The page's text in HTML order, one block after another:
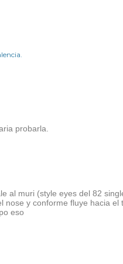
probarla.
al muri (style eyes del 82
nose y conforme fluye hacia el
eso